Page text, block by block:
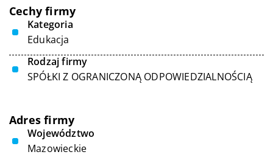
Cechy firmy
Kategoria
Edukacja
Rodzaj firmy
SPÓŁKI Z OGRANICZONĄ ODPOWIEDZIALNOŚCIĄ
Adres firmy
Województwo
Mazowieckie